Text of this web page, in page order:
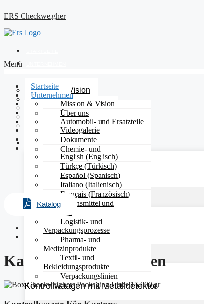
ERS Checkweigher
Mission & Vision
Über uns
Unsere Qualitätspolitik
Häufig gestellte Fragen
Händler werden
PRODUKTE
Bandkontrollwaagen
Industrielle Metalldetektoren
Kontrollwaagen mit Metalldetektor
Menü
Startseite
Unternehmen
Mission & Vision
Über uns
Unsere Qualitätspolitik
Häufig gestellte Fragen
Händler werden
Produkte
Branchen
Automobil- und Ersatzteile
Bau- und
Eisenwarenprodukte
Chemie- und
Kosmetikindustrie
Elektronik- und
Softwareprodukte
Landwirtschaft und
Tierhaltung
Lebensmittel und
Logistik- und
Verpackungsprozesse
Pharma- und
Medizinprodukte
Textil- und
Bekleidungsprodukte
Verpackungslinien
Medien
Videogalerie
Dokumente
Messen & Neuigkeiten
Kontakt
Deutsch
English (Englisch)
Türkçe (Türkisch)
Español (Spanisch)
Italiano (Italienisch)
Français (Französisch)
Katalog
Startseite
Karton-Kontrollwaagen
Karton-Kontrollwaagen